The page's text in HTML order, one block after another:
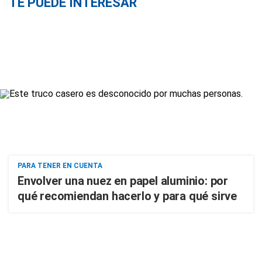
PARA TENER EN CUENTA
Envolver una nuez en papel aluminio: por
qué recomiendan hacerlo y para qué sirve